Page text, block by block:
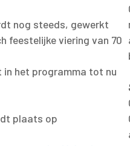
nog steeds, gewerkt
feestelijke viering van 70
in het programma tot nu
plaats op